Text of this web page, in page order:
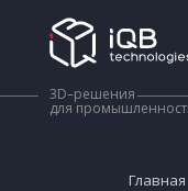
3D–решения
для
Главная